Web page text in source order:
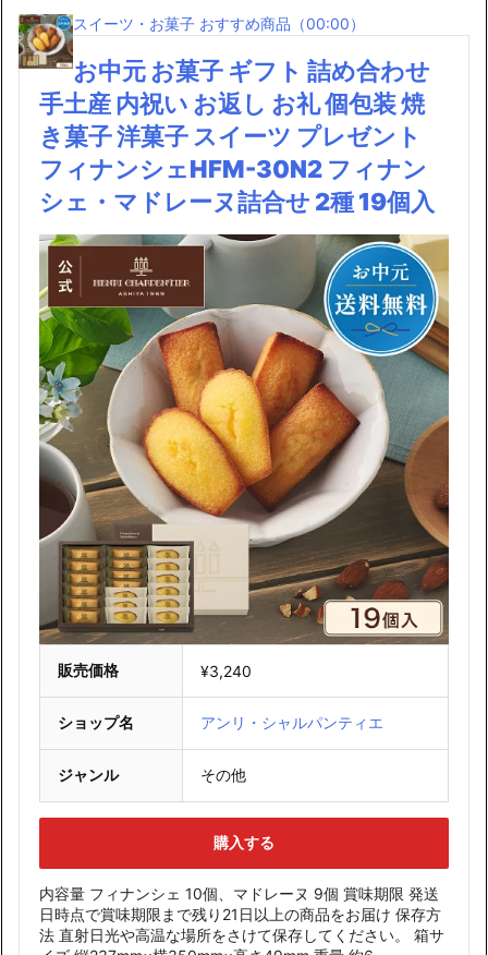
スイーツ・お菓子 おすすめ商品（00:00）
お中元 お菓子 ギフト 詰め合わせ
手土産 内祝い お返し お礼 個包装 焼
き菓子 洋菓子 スイーツ プレゼント
フィナンシェHFM-30N2 フィナン
シェ・マドレーヌ詰合せ 2種 19個入
販売価格 ¥3,240
ショップ名 アンリ・シャルパンティエ
ジャンル その他
購入する
内容量 フィナンシェ 10個、マドレーヌ 9個 賞味期限 発送
日時点で賞味期限まで残り21日以上の商品をお届け 保存方
法 直射日光や高温な場所をさけて保存してください。 箱サ